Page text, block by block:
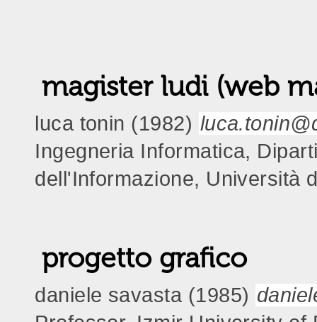
magister ludi (web
luca tonin (1982)
Ingegneria Informatica,
dell'Informazione, Università
progetto grafico
daniele savasta (1985)